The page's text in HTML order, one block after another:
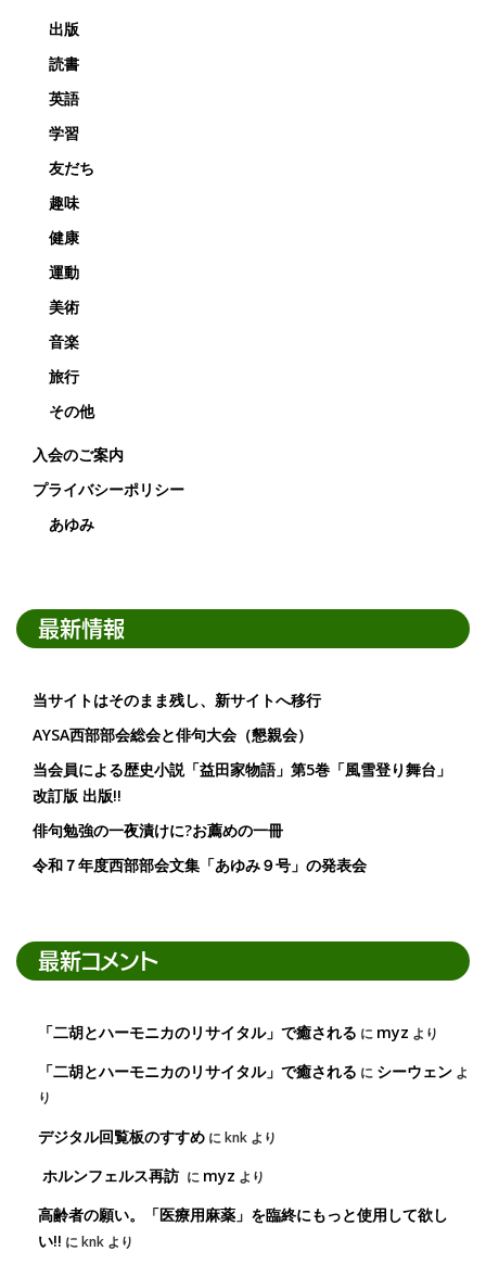
出版
読書
英語
学習
友だち
趣味
健康
運動
美術
音楽
旅行
その他
入会のご案内
プライバシーポリシー
あゆみ
最新情報
当サイトはそのまま残し、新サイトへ移行
AYSA西部部会総会と俳句大会（懇親会）
当会員による歴史小説「益田家物語」第5巻「風雪登り舞台」
改訂版 出版!!
俳句勉強の一夜漬けに?お薦めの一冊
令和７年度西部部会文集「あゆみ９号」の発表会
最新コメント
「二胡とハーモニカのリサイタル」で癒される に myz より
「二胡とハーモニカのリサイタル」で癒される に シーウェン よ
り
デジタル回覧板のすすめ にknk より
ホルンフェルス再訪 に myz より
高齢者の願い。「医療用麻薬」を臨終にもっと使用して欲し
い!! にknk より